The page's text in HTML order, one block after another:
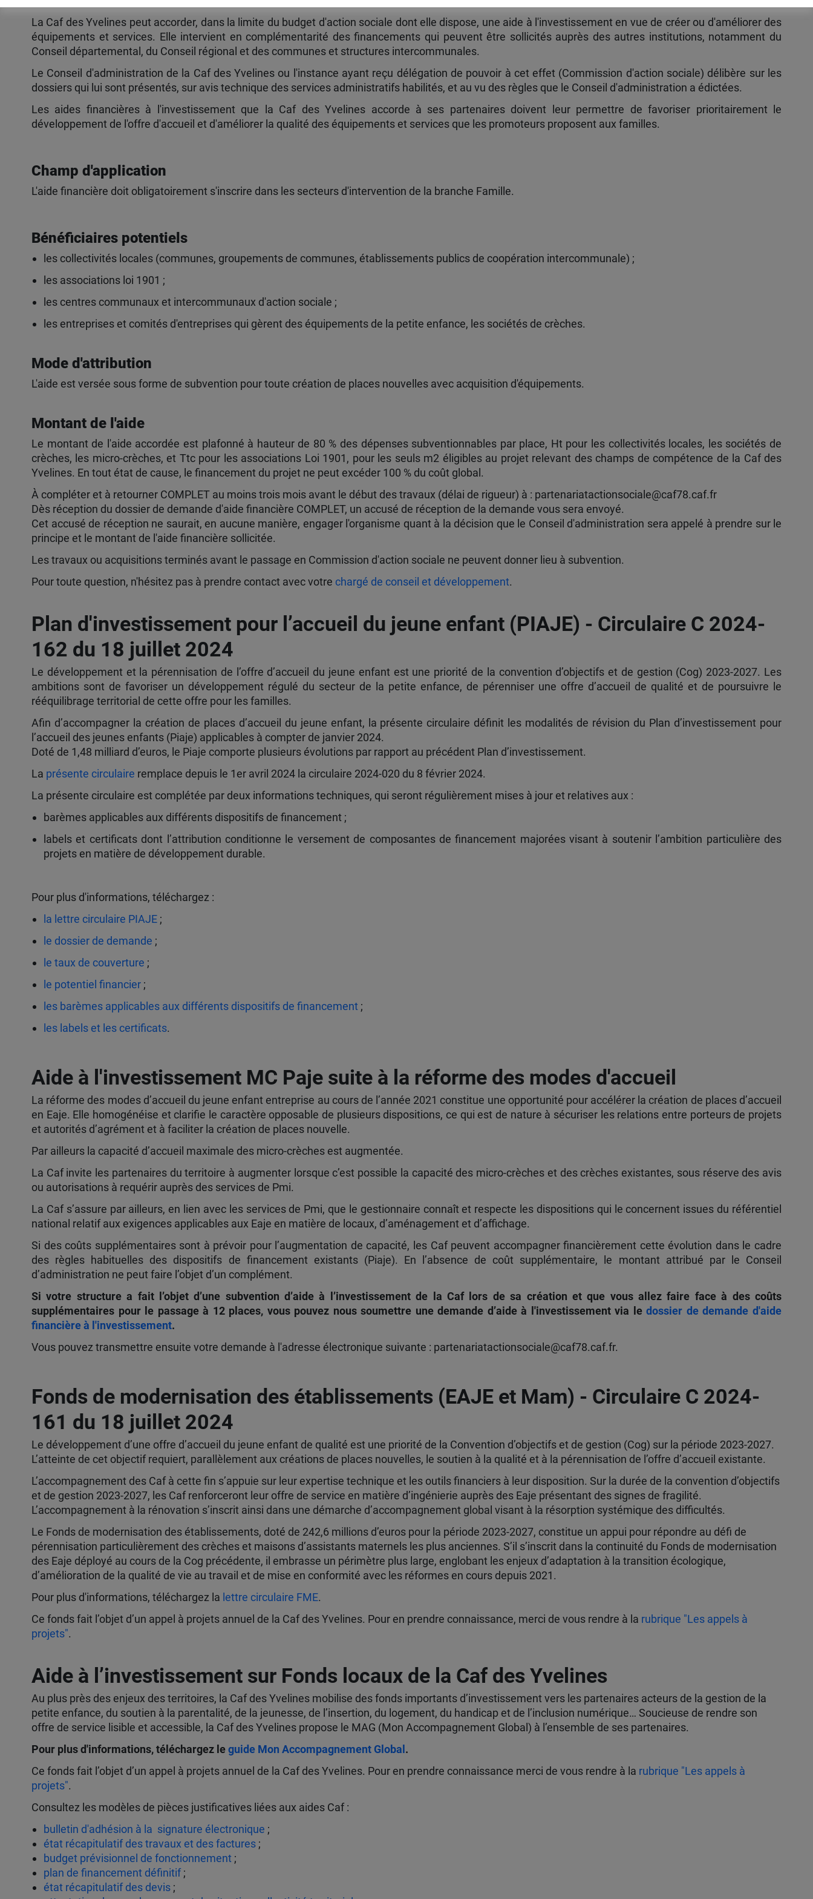
La Caf des Yvelines peut accorder, dans la limite du budget d'action sociale dont elle dispose, une aide à l'investissement en vue de créer ou d'améliorer des
équipements et services. Elle intervient en complémentarité des financements qui peuvent être sollicités auprès des autres institutions, notamment du
Conseil départemental, du Conseil régional et des communes et structures intercommunales.
Le Conseil d'administration de la Caf des Yvelines ou l'instance ayant reçu délégation de pouvoir à cet effet (Commission d'action sociale) délibère sur les
dossiers qui lui sont présentés, sur avis technique des services administratifs habilités, et au vu des règles que le Conseil d'administration a édictées.
Les aides financières à l'investissement que la Caf des Yvelines accorde à ses partenaires doivent leur permettre de favoriser prioritairement le
développement de l'offre d'accueil et d'améliorer la qualité des équipements et services que les promoteurs proposent aux familles.
Champ d'application
L'aide financière doit obligatoirement s'inscrire dans les secteurs d'intervention de la branche Famille.
Bénéficiaires potentiels
les collectivités locales (communes, groupements de communes, établissements publics de coopération intercommunale) ;
les associations loi 1901 ;
les centres communaux et intercommunaux d'action sociale ;
les entreprises et comités d'entreprises qui gèrent des équipements de la petite enfance, les sociétés de crèches.
Mode d'attribution
L'aide est versée sous forme de subvention pour toute création de places nouvelles avec acquisition d'équipements.
Montant de l'aide
Le montant de l'aide accordée est plafonné à hauteur de 80 % des dépenses subventionnables par place, Ht pour les collectivités locales, les sociétés de
crèches, les micro-crèches, et Ttc pour les associations Loi 1901, pour les seuls m2 éligibles au projet relevant des champs de compétence de la Caf des
Yvelines. En tout état de cause, le financement du projet ne peut excéder 100 % du coût global.
À compléter et à retourner COMPLET au moins trois mois avant le début des travaux (délai de rigueur) à : partenariatactionsociale@caf78.caf.fr
Dès réception du dossier de demande d'aide financière COMPLET, un accusé de réception de la demande vous sera envoyé.
Cet accusé de réception ne saurait, en aucune manière, engager l'organisme quant à la décision que le Conseil d'administration sera appelé à prendre sur le
principe et le montant de l'aide financière sollicitée.
Les travaux ou acquisitions terminés avant le passage en Commission d'action sociale ne peuvent donner lieu à subvention.
Pour toute question, n'hésitez pas à prendre contact avec votre chargé de conseil et développement.
Plan d'investissement pour l’accueil du jeune enfant (PIAJE) - Circulaire C 2024-
162 du 18 juillet 2024
Le développement et la pérennisation de l’offre d’accueil du jeune enfant est une priorité de la convention d’objectifs et de gestion (Cog) 2023-2027. Les
ambitions sont de favoriser un développement régulé du secteur de la petite enfance, de pérenniser une offre d’accueil de qualité et de poursuivre le
rééquilibrage territorial de cette offre pour les familles.
Afin d’accompagner la création de places d’accueil du jeune enfant, la présente circulaire définit les modalités de révision du Plan d’investissement pour
l’accueil des jeunes enfants (Piaje) applicables à compter de janvier 2024.
Doté de 1,48 milliard d’euros, le Piaje comporte plusieurs évolutions par rapport au précédent Plan d’investissement.
La présente circulaire remplace depuis le 1er avril 2024 la circulaire 2024-020 du 8 février 2024.
La présente circulaire est complétée par deux informations techniques, qui seront régulièrement mises à jour et relatives aux :
barèmes applicables aux différents dispositifs de financement ;
labels et certificats dont l’attribution conditionne le versement de composantes de financement majorées visant à soutenir l’ambition particulière des
projets en matière de développement durable.
Pour plus d'informations, téléchargez :
la lettre circulaire PIAJE ;
le dossier de demande ;
le taux de couverture ;
le potentiel financier ;
les barèmes applicables aux différents dispositifs de financement ;
les labels et les certificats.
Aide à l'investissement MC Paje suite à la réforme des modes d'accueil
La réforme des modes d’accueil du jeune enfant entreprise au cours de l’année 2021 constitue une opportunité pour accélérer la création de places d’accueil
en Eaje. Elle homogénéise et clarifie le caractère opposable de plusieurs dispositions, ce qui est de nature à sécuriser les relations entre porteurs de projets
et autorités d’agrément et à faciliter la création de places nouvelle.
Par ailleurs la capacité d’accueil maximale des micro-crèches est augmentée.
La Caf invite les partenaires du territoire à augmenter lorsque c’est possible la capacité des micro-crèches et des crèches existantes, sous réserve des avis
ou autorisations à requérir auprès des services de Pmi.
La Caf s’assure par ailleurs, en lien avec les services de Pmi, que le gestionnaire connaît et respecte les dispositions qui le concernent issues du référentiel
national relatif aux exigences applicables aux Eaje en matière de locaux, d’aménagement et d’affichage.
Si des coûts supplémentaires sont à prévoir pour l’augmentation de capacité, les Caf peuvent accompagner financièrement cette évolution dans le cadre
des règles habituelles des dispositifs de financement existants (Piaje). En l’absence de coût supplémentaire, le montant attribué par le Conseil
d’administration ne peut faire l’objet d’un complément.
Si votre structure a fait l’objet d’une subvention d’aide à l’investissement de la Caf lors de sa création et que vous allez faire face à des coûts
supplémentaires pour le passage à 12 places, vous pouvez nous soumettre une demande d’aide à l'investissement via ledossier de demande d'aide
financière à l'investissement.
Vous pouvez transmettre ensuite votre demande à l'adresse électronique suivante : partenariatactionsociale@caf78.caf.fr.
Fonds de modernisation des établissements (EAJE et Mam) - Circulaire C 2024-
161 du 18 juillet 2024
Le développement d’une offre d’accueil du jeune enfant de qualité est une priorité de la Convention d’objectifs et de gestion (Cog) sur la période 2023-2027.
L’atteinte de cet objectif requiert, parallèlement aux créations de places nouvelles, le soutien à la qualité et à la pérennisation de l’offre d’accueil existante.
L’accompagnement des Caf à cette fin s’appuie sur leur expertise technique et les outils financiers à leur disposition. Sur la durée de la convention d’objectifs
et de gestion 2023-2027, les Caf renforceront leur offre de service en matière d’ingénierie auprès des Eaje présentant des signes de fragilité.
L’accompagnement à la rénovation s’inscrit ainsi dans une démarche d’accompagnement global visant à la résorption systémique des difficultés.
Le Fonds de modernisation des établissements, doté de 242,6 millions d’euros pour la période 2023-2027, constitue un appui pour répondre au défi de
pérennisation particulièrement des crèches et maisons d’assistants maternels les plus anciennes. S’il s’inscrit dans la continuité du Fonds de modernisation
des Eaje déployé au cours de la Cog précédente, il embrasse un périmètre plus large, englobant les enjeux d’adaptation à la transition écologique,
d’amélioration de la qualité de vie au travail et de mise en conformité avec les réformes en cours depuis 2021.
Pour plus d'informations, téléchargez la lettre circulaire FME.
Ce fonds fait l’objet d’un appel à projets annuel de la Caf des Yvelines. Pour en prendre connaissance, merci de vous rendre à la rubrique "Les appels à
projets".
Aide à l’investissement sur Fonds locaux de la Caf des Yvelines
Au plus près des enjeux des territoires, la Caf des Yvelines mobilise des fonds importants d’investissement vers les partenaires acteurs de la gestion de la
petite enfance, du soutien à la parentalité, de la jeunesse, de l’insertion, du logement, du handicap et de l’inclusion numérique… Soucieuse de rendre son
offre de service lisible et accessible, la Caf des Yvelines propose le MAG (Mon Accompagnement Global) à l’ensemble de ses partenaires.
Pour plus d'informations, téléchargez leguide Mon Accompagnement Global .
Ce fonds fait l’objet d’un appel à projets annuel de la Caf des Yvelines. Pour en prendre connaissance merci de vous rendre à la rubrique "Les appels à
projets".
Consultez les modèles de pièces justificatives liées aux aides Caf :
bulletin d'adhésion à la signature électronique ;
état récapitulatif des travaux et des factures ;
budget prévisionnel de fonctionnement ;
plan de financement définitif;
état récapitulatif des devis ;